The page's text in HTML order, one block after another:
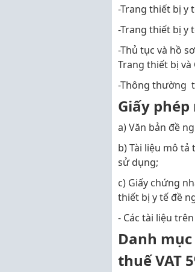
-Trang thiết bị y
-Trang thiết bị y
-Thủ tục và hồ
Trang thiết bị và
-Thông thường
Giấy
a) Văn bản đề
b) Tài liệu mô
sử dụng;
c) Giấy chứng
thiết bị y tế đề
- Các tài liệu
Danh
thuế VAT